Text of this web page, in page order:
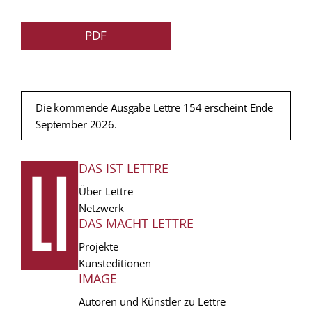
PDF
Die kommende Ausgabe Lettre 154 erscheint Ende
September 2026.
FUSSZEILE
DAS IST LETTRE
Über Lettre
Netzwerk
DAS MACHT LETTRE
Projekte
Kunsteditionen
IMAGE
Autoren und Künstler zu Lettre